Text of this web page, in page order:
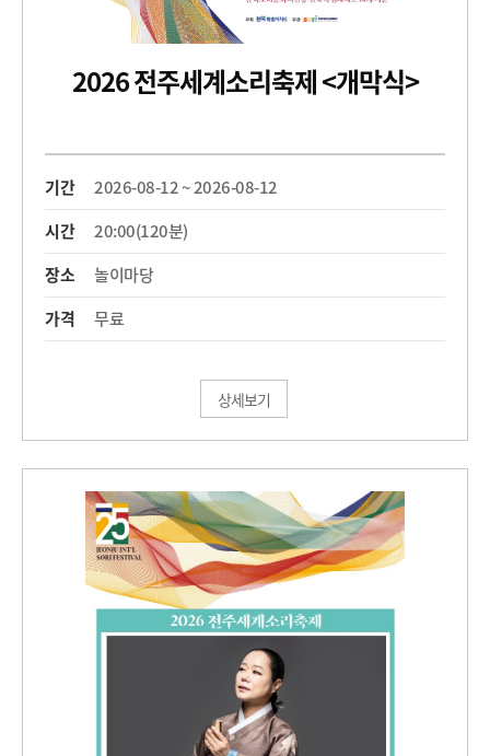
2026 전주세계소리축제 <개막식>
기간
2026-08-12 ~ 2026-08-12
시간
20:00(120분)
장소
놀이마당
가격
무료
상세보기